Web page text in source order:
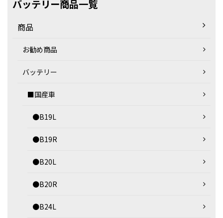
バッテリー商品一覧
商品
お勧め商品
バッテリー
■国産車
●B19L
●B19R
●B20L
●B20R
●B24L